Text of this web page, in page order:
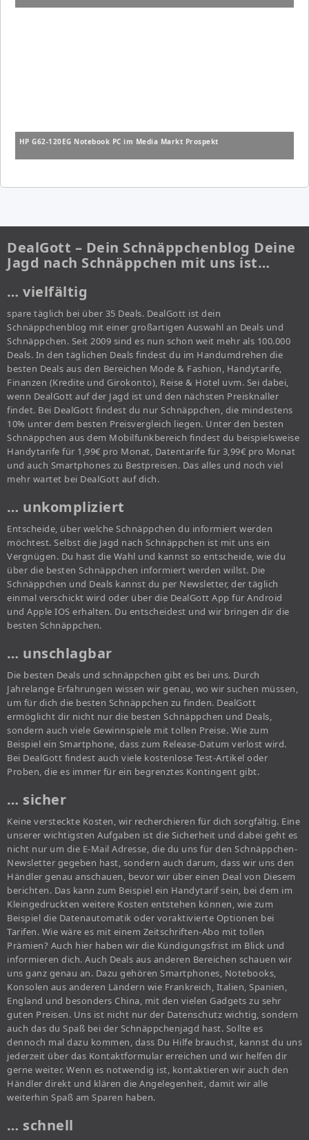
HP G62-120EG Notebook PC im Media Markt Prospekt
DealGott – Dein Schnäppchenblog Deine
Jagd nach Schnäppchen mit uns ist…
… vielfältig
spare täglich bei über 35 Deals. DealGott ist dein
Schnäppchenblog mit einer großartigen Auswahl an Deals und
Schnäppchen. Seit 2009 sind es nun schon weit mehr als 100.000
Deals. In den täglichen Deals findest du im Handumdrehen die
besten Deals aus den Bereichen Mode & Fashion, Handytarife,
Finanzen (Kredite und Girokonto), Reise & Hotel uvm. Sei dabei,
wenn DealGott auf der Jagd ist und den nächsten Preisknaller
findet. Bei DealGott findest du nur Schnäppchen, die mindestens
10% unter dem besten Preisvergleich liegen. Unter den besten
Schnäppchen aus dem Mobilfunkbereich findest du beispielsweise
Handytarife für 1,99€ pro Monat, Datentarife für 3,99€ pro Monat
und auch Smartphones zu Bestpreisen. Das alles und noch viel
mehr wartet bei DealGott auf dich.
… unkompliziert
Entscheide, über welche Schnäppchen du informiert werden
möchtest. Selbst die Jagd nach Schnäppchen ist mit uns ein
Vergnügen. Du hast die Wahl und kannst so entscheide, wie du
über die besten Schnäppchen informiert werden willst. Die
Schnäppchen und Deals kannst du per Newsletter, der täglich
einmal verschickt wird oder über die DealGott App für Android
und Apple IOS erhalten. Du entscheidest und wir bringen dir die
besten Schnäppchen.
… unschlagbar
Die besten Deals und schnäppchen gibt es bei uns. Durch
Jahrelange Erfahrungen wissen wir genau, wo wir suchen müssen,
um für dich die besten Schnäppchen zu finden. DealGott
ermöglicht dir nicht nur die besten Schnäppchen und Deals,
sondern auch viele Gewinnspiele mit tollen Preise. Wie zum
Beispiel ein Smartphone, dass zum Release-Datum verlost wird.
Bei DealGott findest auch viele kostenlose Test-Artikel oder
Proben, die es immer für ein begrenztes Kontingent gibt.
… sicher
Keine versteckte Kosten, wir recherchieren für dich sorgfältig. Eine
unserer wichtigsten Aufgaben ist die Sicherheit und dabei geht es
nicht nur um die E-Mail Adresse, die du uns für den Schnäppchen-
Newsletter gegeben hast, sondern auch darum, dass wir uns den
Händler genau anschauen, bevor wir über einen Deal von Diesem
berichten. Das kann zum Beispiel ein Handytarif sein, bei dem im
Kleingedruckten weitere Kosten entstehen können, wie zum
Beispiel die Datenautomatik oder voraktivierte Optionen bei
Tarifen. Wie wäre es mit einem Zeitschriften-Abo mit tollen
Prämien? Auch hier haben wir die Kündigungsfrist im Blick und
informieren dich. Auch Deals aus anderen Bereichen schauen wir
uns ganz genau an. Dazu gehören Smartphones, Notebooks,
Konsolen aus anderen Ländern wie Frankreich, Italien, Spanien,
England und besonders China, mit den vielen Gadgets zu sehr
guten Preisen. Uns ist nicht nur der Datenschutz wichtig, sondern
auch das du Spaß bei der Schnäppchenjagd hast. Sollte es
dennoch mal dazu kommen, dass Du Hilfe brauchst, kannst du uns
jederzeit über das Kontaktformular erreichen und wir helfen dir
gerne weiter. Wenn es notwendig ist, kontaktieren wir auch den
Händler direkt und klären die Angelegenheit, damit wir alle
weiterhin Spaß am Sparen haben.
… schnell